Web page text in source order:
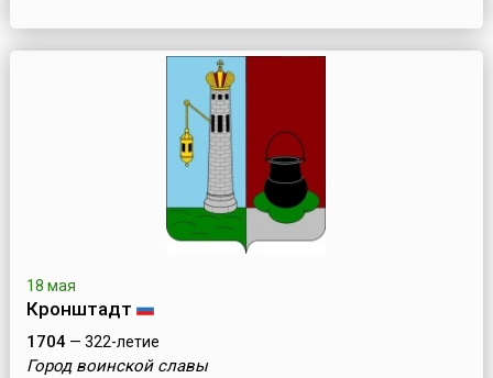
18 мая
Кронштадт
1704— 322-летие
Город воинской славы